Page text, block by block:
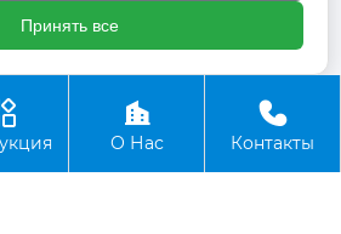
Вентилятор

О Нас

Контакты
Принять все